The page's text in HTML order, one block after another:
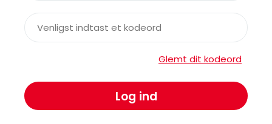
Glemt dit kodeord
Log ind